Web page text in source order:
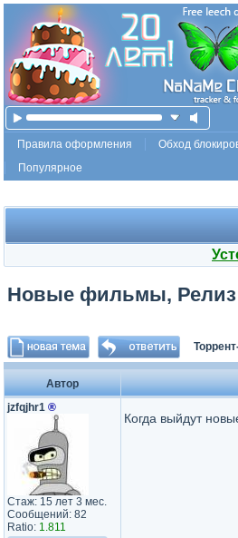
Правила оформления
Обход
Популярное
Новые фильмы, Релиз
Автор
jzfqjhr1 ®
Стаж: 15 лет 3 мес.
Сообщений: 82
Ratio: 1.811
Когда выйдут